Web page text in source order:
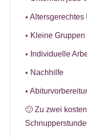
⭑ Altersgerechtes
⭑ Kleine Gruppen
⭑ Individuelle
⭑ Nachhilfe
⭑
🙂 Zu zwei